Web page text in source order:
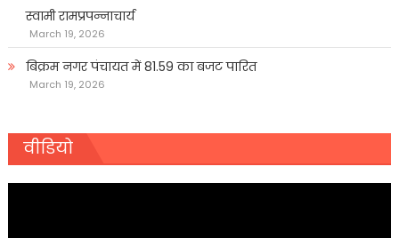
स्वामी रामप्रपन्नाचार्य
March 19, 2026
बिक्रम नगर पंचायत में 81.59 का बजट पारित
March 19, 2026
वीडियो